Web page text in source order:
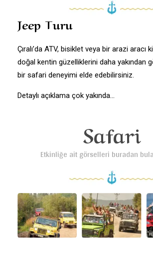
Jeep Turu
Çıralı’da ATV, bisiklet veya bir arazi aracı
doğal kentin güzelliklerini daha yakından
bir safari deneyimi elde edebilirsiniz.
Detaylı açıklama çok yakında...
Safari
Etkinliğe ait görselleri buradan